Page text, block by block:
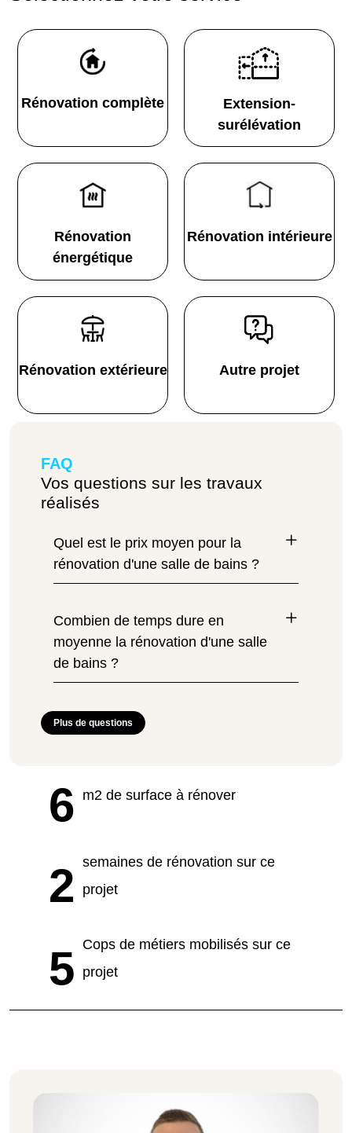
Rénovation complète
Extension-
surélévation
Rénovation
énergétique
Rénovation intérieure
Rénovation extérieure Autre projet
FAQ
Vos questions sur les travaux
réalisés
Quel est le prix moyen pour la
rénovation d'une salle de bains ?
Combien de temps dure en
moyenne la rénovation d'une salle
de bains ?
Plus de questions
6 m2 de surface à rénover
2 semaines de rénovation sur ce
projet
5 Cops de métiers mobilisés sur ce
projet